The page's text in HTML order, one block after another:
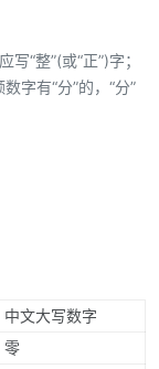
“整”(或“正”)字；
字有“分”的，“分”
中文大写数字
零